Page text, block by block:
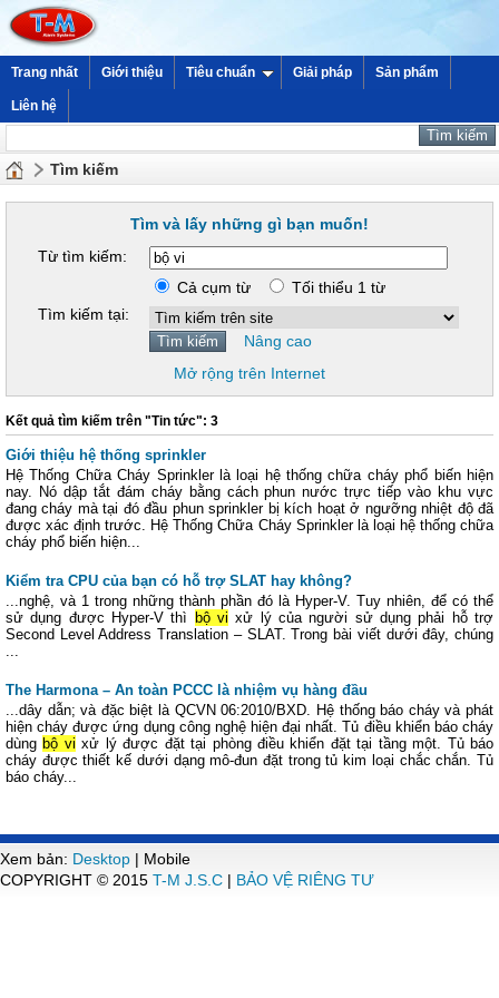
Trang nhất Giới thiệu Tiêu chuẩn Giải pháp Sản phẩm
Liên hệ
Tìm kiếm
Tìm và lấy những gì bạn muốn!
Từ tìm kiếm:
Cả cụm từ
Tối thiểu 1 từ
Tìm kiếm tại:
Nâng cao
Mở rộng trên Internet
Kết quả tìm kiếm trên "Tin tức": 3
Giới thiệu hệ thống sprinkler
Hệ Thống Chữa Cháy Sprinkler là loại hệ thống chữa cháy phổ biến hiện
nay. Nó dập tắt đám cháy bằng cách phun nước trực tiếp vào khu vực
đang cháy mà tại đó đầu phun sprinkler bị kích hoạt ở ngưỡng nhiệt độ đã
được xác định trước. Hệ Thống Chữa Cháy Sprinkler là loại hệ thống chữa
cháy phổ biến hiện...
Kiểm tra CPU của bạn có hỗ trợ SLAT hay không?
...nghệ, và 1 trong những thành phần đó là Hyper-V. Tuy nhiên, để có thể
sử dụng được Hyper-V thì
bộ vi xử lý của người sử dụng phải hỗ trợ
Second Level Address Translation – SLAT. Trong bài viết dưới đây, chúng
...
The Harmona – An toàn PCCC là nhiệm vụ hàng đầu
...dây dẫn; và đặc biệt là QCVN 06:2010/BXD. Hệ thống báo cháy và phát
hiện cháy được ứng dụng công nghệ hiện đại nhất. Tủ điều khiển báo cháy
dùng bộ vi xử lý được đặt tại phòng điều khiển đặt tại tầng một. Tủ báo
cháy được thiết kế dưới dạng mô-đun đặt trong tủ kim loại chắc chắn. Tủ
báo cháy...
Xem bản: Desktop | Mobile
COPYRIGHT © 2015 T-M J.S.C | BẢO VỆ RIÊNG TƯ